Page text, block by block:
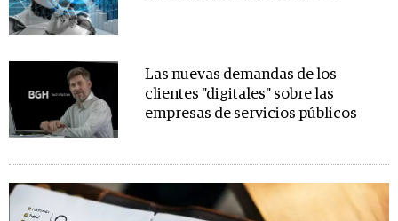
Las nuevas demandas de los
clientes "digitales" sobre las
empresas de servicios públicos